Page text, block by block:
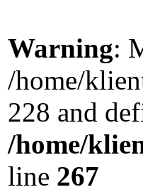
Warning:
/home/
228 and
/home/
line 267